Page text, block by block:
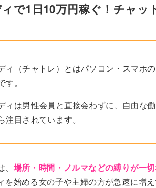
で1日10万円稼ぐ！チャッ
ィ（チャトレ）とはパソコン・スマホ
。
ィは男性会員と直接会わずに、自由な
注目されています。
場所・時間・ノルマなどの縛りが一
を始める女の子や主婦の方が急速に増え